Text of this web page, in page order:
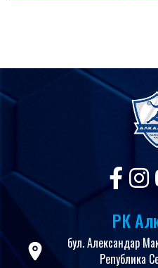
РК
бул. Александар
Република